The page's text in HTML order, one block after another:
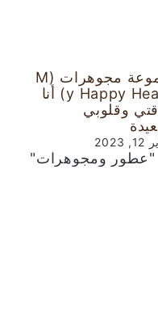
مجموعة مجوهرات (M
y Happy Hearts) أنا
وقلوبي
ومجوهرات"